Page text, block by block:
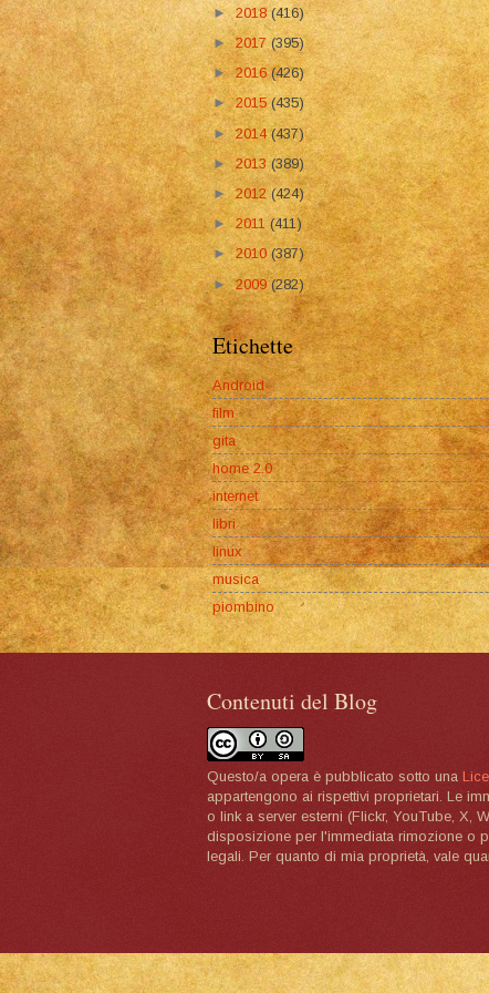
►2018(416)
►2017(395)
►2016(426)
►2015(435)
►2014(437)
►2013 (389)
►2012 (424)
► 2011(411)
►2010(387)
►2009(282)
Etichette
Android
film
gita
home 2.0
internet
libri
linux
musica
piombino
Contenuti del Blog
Questo/a opera è pubblicato sotto una
appartengono ai rispettivi proprietari. Le
o link a server esterni (Flickr, YouTube, X,
disposizione per l'immediata rimozione o
legali. Per quanto di mia proprietà, vale